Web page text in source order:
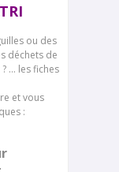
ou des
déchets de
… les fiches
et vous
: